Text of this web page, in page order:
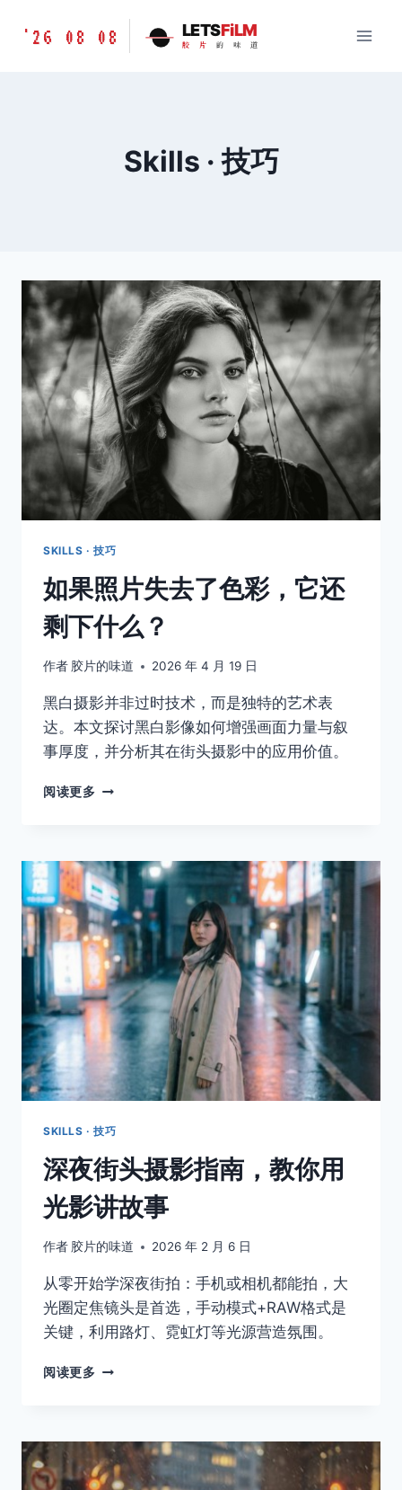
胶
'26 08 08 LETSFiLM
胶 片 的 味 道
Skills · 技巧
SKILLS · 技巧
如果照片失去了色彩，它还
剩下什么？
作者 胶片的味道 2026 年 4 月 19 日
黑白摄影并非过时技术，而是独特的艺术表
达。本文探讨黑白影像如何增强画面力量与叙
事厚度，并分析其在街头摄影中的应用价值。
阅读更多
失
去
了
色
彩，
它
还
剩
下
什
么？
SKILLS · 技巧
深夜街头摄影指南，教你用
光影讲故事
作者 胶片的味道 2026 年 2 月 6 日
从零开始学深夜街拍：手机或相机都能拍，大
光圈定焦镜头是首选，手动模式+RAW格式是
关键，利用路灯、霓虹灯等光源营造氛围。
阅读更多 深
摄
影
指